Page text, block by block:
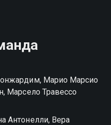
качестве.
в хорошем HD
Марио Марсио
Марсело Травессо
Антонелли, Вера